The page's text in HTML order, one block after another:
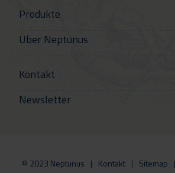
Produkte
Über Neptunus
Kontakt
Newsletter
© 2023 Neptunus Kontakt Sitemap